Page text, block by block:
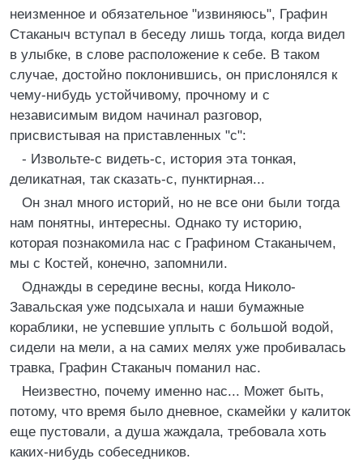
неизменное и обязательное "извиняюсь", Графин
Стаканыч вступал в беседу лишь тогда, когда видел
в улыбке, в слове расположение к себе. В таком
случае, достойно поклонившись, он прислонялся к
чему-нибудь устойчивому, прочному и с
независимым видом начинал разговор,
присвистывая на приставленных "с":
- Извольте-с видеть-с, история эта тонкая,
деликатная, так сказать-с, пунктирная...
Он знал много историй, но не все они были тогда
нам понятны, интересны. Однако ту историю,
которая познакомила нас с Графином Стаканычем,
мы с Костей, конечно, запомнили.
Однажды в середине весны, когда Николо-
Завальская уже подсыхала и наши бумажные
кораблики, не успевшие уплыть с большой водой,
сидели на мели, а на самих мелях уже пробивалась
травка, Графин Стаканыч поманил нас.
Неизвестно, почему именно нас... Может быть,
потому, что время было дневное, скамейки у калиток
еще пустовали, а душа жаждала, требовала хоть
каких-нибудь собеседников.